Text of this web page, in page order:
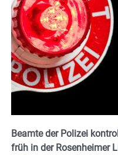
Beamte der Polizei
früh in der Rosenheimer